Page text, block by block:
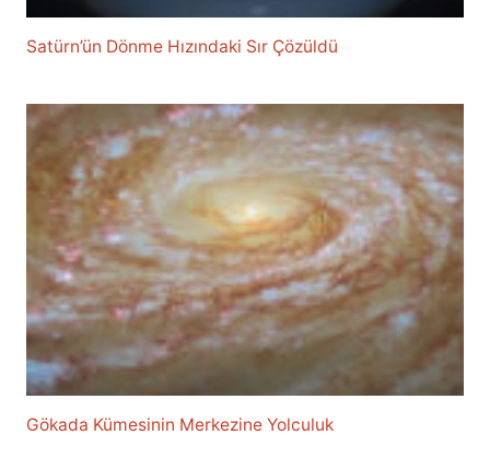
Satürn’ün Dönme Hızındaki Sır Çözüldü
Gökada Kümesinin Merkezine Yolculuk